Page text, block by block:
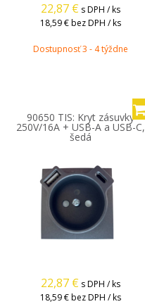
22,87 € s DPH / ks
18,59 €bez DPH / ks
Dostupnosť 3 - 4 týždne
90650 TIS: Kryt zásuvky
250V/16A + USB-A a USB-C,
šedá
22,87 € s DPH / ks
18,59 €bez DPH / ks